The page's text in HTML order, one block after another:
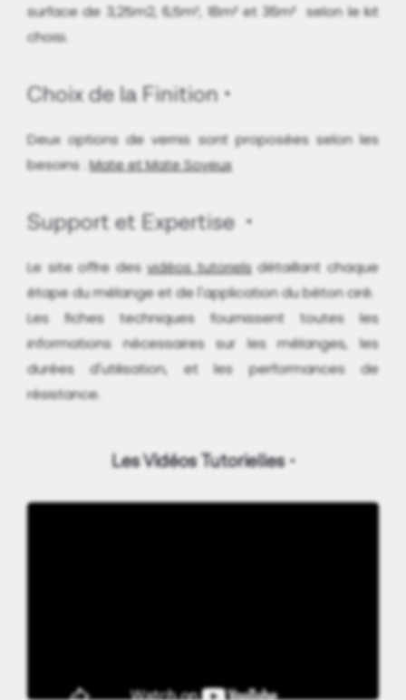
surface de 3,25m2, 6,5m², 18m² et 36m² selon le kit
choisi.
Choix de la Finition
Deux options de vernis sont proposées selon les
besoins :Mate et Mate Soyeux
Support et Expertise
Le site offre desvidéos tutorielsdétaillant chaque
étape du mélange et de l'application du béton ciré.
Les fiches techniques fournissent toutes les
informations nécessaires sur les mélanges, les
durées d'utilisation, et les performances de
résistance.
Les Vidéos Tutorielles